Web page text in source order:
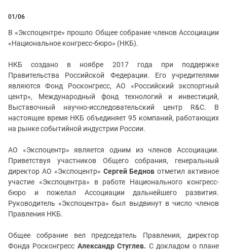
01 /06
В «Экспоцентре» прошло Общее собрание членов Ассоциации
«Национальное конгресс-бюро» (НКБ).
НКБ создано в ноябре 2017 года при поддержке
Правительства Российской Федерации. Его учредителями
являются Фонд Росконгресс, АО «Российский экспортный
центр», Международный фонд технологий и инвестиций,
Выставочный научно-исследовательский центр R&C. В
настоящее время НКБ объединяет 95 компаний, работающих
на рынке событийной индустрии России.
АО «Экспоцентр» является одним из членов Ассоциации.
Приветствуя участников Общего собрания, генеральный
директор АО «Экспоцентр» Сергей Беднов отметил активное
участие «Экспоцентра» в работе Национального конгресс-
бюро и пожелал Ассоциации дальнейшего развития.
Руководитель «Экспоцентра» был выдвинут в число членов
Правления НКБ.
Общее собрание вел председатель Правления, директор
Фонда Росконгресс Александр Стуглев. С докладом о плане